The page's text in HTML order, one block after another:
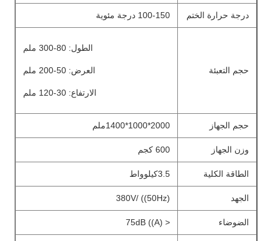
درجة حرارة الختم 100-150 درجة مئوية
حجم التعبئة
الطول: 80-300 ملم
العرض: 50-200 ملم
الارتفاع: 30-120 ملم
حجم الجهاز 2000*1000*1400ملم
وزن الجهاز 600 كجم
الطاقة الكلية 3.5كيلوواط
الجهد 380V/ ((50Hz)
الضوضاء < 75dB ((A)